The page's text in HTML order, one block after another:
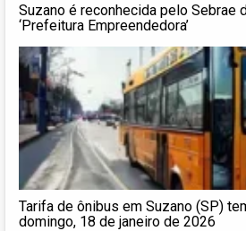
Suzano é reconhecida pelo Sebrae
‘Prefeitura Empreendedora’
Tarifa de ônibus em Suzano (SP)
domingo, 18 de janeiro de 2026